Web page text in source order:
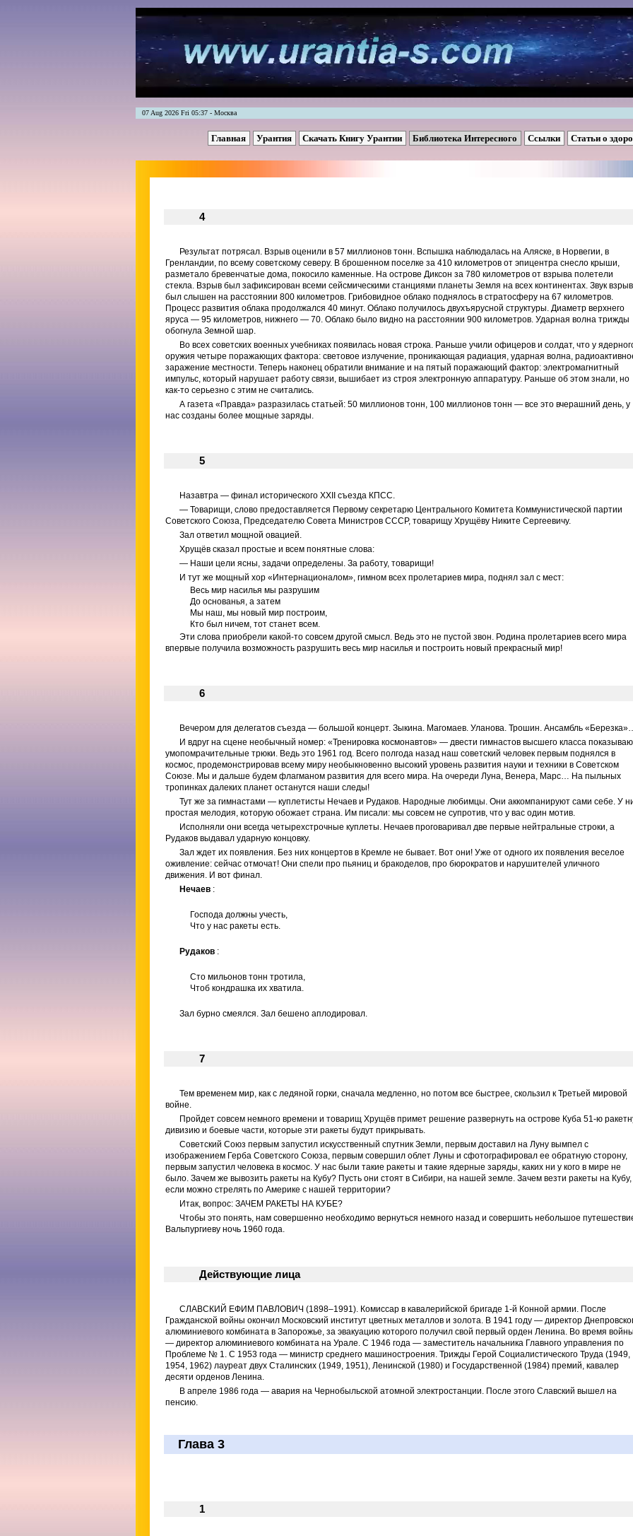
07 Aug 2026 Fri 05:37 - Москва
Главная Урантия Скачать Книгу Урантии Библиотека Интересного Ссылки Статьи о
4
Результат потрясал. Взрыв оценили в 57 миллионов тонн. Вспышка наблюдалась на Аляске, в Норвегии, в
Гренландии, по всему советскому северу. В брошенном поселке за 410 километров от эпицентра снесло крыши,
разметало бревенчатые дома, покосило каменные. На острове Диксон за 780 километров от взрыва полетели
стекла. Взрыв был зафиксирован всеми сейсмическими станциями планеты Земля на всех континентах. Звук
был слышен на расстоянии 800 километров. Грибовидное облако поднялось в стратосферу на 67 километров.
Процесс развития облака продолжался 40 минут. Облако получилось двухъярусной структуры. Диаметр верхнего
яруса — 95 километров, нижнего — 70. Облако было видно на расстоянии 900 километров. Ударная волна трижды
обогнула Земной шар.
Во всех советских военных учебниках появилась новая строка. Раньше учили офицеров и солдат, что у
оружия четыре поражающих фактора: световое излучение, проникающая радиация, ударная волна,
заражение местности. Теперь наконец обратили внимание и на пятый поражающий фактор: электромагнитный
импульс, который нарушает работу связи, вышибает из строя электронную аппаратуру. Раньше об этом знали, но
как-то серьезно с этим не считались.
А газета «Правда» разразилась статьей: 50 миллионов тонн, 100 миллионов тонн — все это вчерашний день, у
нас созданы более мощные заряды.
5
Назавтра — финал исторического XXII съезда КПСС.
— Товарищи, слово предоставляется Первому секретарю Центрального Комитета Коммунистической партии
Советского Союза, Председателю Совета Министров СССР, товарищу Хрущёву Никите Сергеевичу.
Зал ответил мощной овацией.
Хрущёв сказал простые и всем понятные слова:
— Наши цели ясны, задачи определены. За работу, товарищи!
И тут же мощный хор «Интернационалом», гимном всех пролетариев мира, поднял зал с мест:
Весь мир насилья мы разрушим
До основанья, а затем
Мы наш, мы новый мир построим,
Кто был ничем, тот станет всем.
Эти слова приобрели какой-то совсем другой смысл. Ведь это не пустой звон. Родина пролетариев всего мира
впервые получила возможность разрушить весь мир насилья и построить новый прекрасный мир!
6
Вечером для делегатов съезда — большой концерт. Зыкина. Магомаев. Уланова. Трошин. Ансамбль
И вдруг на сцене необычный номер: «Тренировка космонавтов» — двести гимнастов высшего класса
умопомрачительные трюки. Ведь это 1961 год. Всего полгода назад наш советский человек первым поднялся в
космос, продемонстрировав всему миру необыкновенно высокий уровень развития науки и техники в Советском
Союзе. Мы и дальше будем флагманом развития для всего мира. На очереди Луна, Венера, Марс… На пыльных
тропинках далеких планет останутся наши следы!
Тут же за гимнастами — куплетисты Нечаев и Рудаков. Народные любимцы. Они аккомпанируют сами себе. У
простая мелодия, которую обожает страна. Им писали: мы совсем не супротив, что у вас один мотив.
Исполняли они всегда четырехстрочные куплеты. Нечаев проговаривал две первые нейтральные строки, а
Рудаков выдавал ударную концовку.
Зал ждет их появления. Без них концертов в Кремле не бывает. Вот они! Уже от одного их появления веселое
оживление: сейчас отмочат! Они спели про пьяниц и бракоделов, про бюрократов и нарушителей уличного
движения. И вот финал.
Нечаев :
Господа должны учесть,
Что у нас ракеты есть.
Рудаков :
Сто мильонов тонн тротила,
Чтоб кондрашка их хватила.
Зал бурно смеялся. Зал бешено аплодировал.
7
Тем временем мир, как с ледяной горки, сначала медленно, но потом все быстрее, скользил к Третьей мировой
войне.
Пройдет совсем немного времени и товарищ Хрущёв примет решение развернуть на острове Куба 51-ю
дивизию и боевые части, которые эти ракеты будут прикрывать.
Советский Союз первым запустил искусственный спутник Земли, первым доставил на Луну вымпел с
изображением Герба Советского Союза, первым совершил облет Луны и сфотографировал ее обратную сторону,
первым запустил человека в космос. У нас были такие ракеты и такие ядерные заряды, каких ни у кого в мире не
было. Зачем же вывозить ракеты на Кубу? Пусть они стоят в Сибири, на нашей земле. Зачем везти ракеты на Кубу,
если можно стрелять по Америке с нашей территории?
Итак, вопрос: ЗАЧЕМ РАКЕТЫ НА КУБЕ?
Чтобы это понять, нам совершенно необходимо вернуться немного назад и совершить небольшое
Вальпургиеву ночь 1960 года.
Действующие лица
СЛАВСКИЙ ЕФИМ ПАВЛОВИЧ (1898–1991). Комиссар в кавалерийской бригаде 1-й Конной армии. После
Гражданской войны окончил Московский институт цветных металлов и золота. В 1941 году — директор
алюминиевого комбината в Запорожье, за эвакуацию которого получил свой первый орден Ленина. Во время
— директор алюминиевого комбината на Урале. С 1946 года — заместитель начальника Главного управления по
Проблеме № 1. С 1953 года — министр среднего машиностроения. Трижды Герой Социалистического Труда (1949,
1954, 1962) лауреат двух Сталинских (1949, 1951), Ленинской (1980) и Государственной (1984) премий, кавалер
десяти орденов Ленина.
В апреле 1986 года — авария на Чернобыльской атомной электростанции. После этого Славский вышел на
пенсию.
Глава 3
1